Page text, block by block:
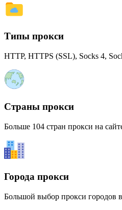
Типы прокси
HTTP, HTTPS (SSL), Socks 4,
Страны прокси
Больше 104 стран прокси на
Города прокси
Большой выбор прокси городов